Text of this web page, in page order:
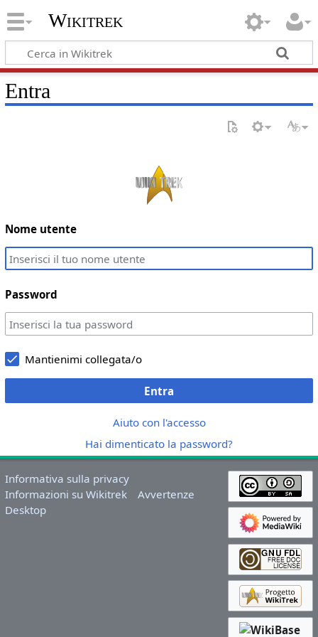
Wikitrek
Entra
Nome utente
Password
Mantienimi collegata/o
Entra
Aiuto con l'accesso
Hai dimenticato la password?
Informativa sulla privacy
Informazioni su Wikitrek
Avvertenze
Desktop